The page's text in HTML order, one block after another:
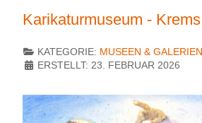
Karikaturmuseum - Krems
KATEGORIE: MUSEEN & GALERIEN
ERSTELLT: 23. FEBRUAR 2026